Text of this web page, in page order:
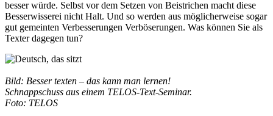
besser würde. Selbst vor dem Setzen von Beistrichen macht diese
Besserwisserei nicht Halt. Und so werden aus möglicherweise sogar
gut gemeinten Verbesserungen Verböserungen. Was können Sie als
Texter dagegen tun?
Bild: Besser texten – das kann man lernen!
Schnappschuss aus einem TELOS-Text-Seminar.
Foto: TELOS